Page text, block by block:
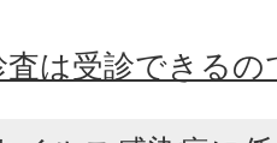
査は受診できるの